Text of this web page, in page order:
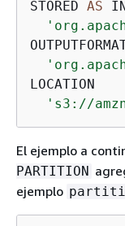
STORED AS
LOCATION
's3://
El ejemplo a
PARTITION
ejemplo